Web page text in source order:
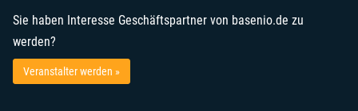
Sie haben Interesse Geschäftspartner von basenio.de zu
werden?
Veranstalter werden »